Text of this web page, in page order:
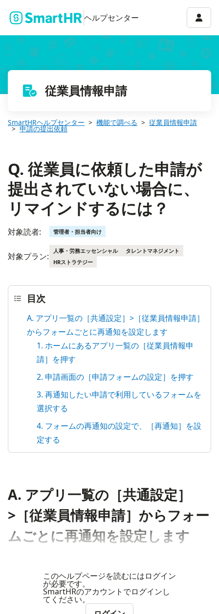
ヘルプセンター アカ
従業員情報申請
SmartHRヘルプセンター 機能で調べる 従業員情報申請
申請の提出依頼
Q. 従業員に依頼した申請が
提出されていない場合に、
リマインドするには？
対象読者: 管理者・担当者向け
対象プラン:
人事・労務エッセンシャル
タレントマネジメント
HRストラテジー
目次
A. アプリ一覧の［共通設定］>［従業員情報申請］
からフォームごとに再通知を設定します
1. ホームにあるアプリ一覧の［従業員情報申
請］を押す
2. 申請画面の［申請フォームの設定］を押す
3. 再通知したい申請で利用しているフォームを
選択する
4. フォームの再通知の設定で、［再通知］を設
定する
A. アプリ一覧の［共通設定］
>［従業員情報申請］からフォー
ムごとに再通知を設定します
このヘルプページを読むにはログイン
が必要です。
SmartHRのアカウントでログインし
てください。